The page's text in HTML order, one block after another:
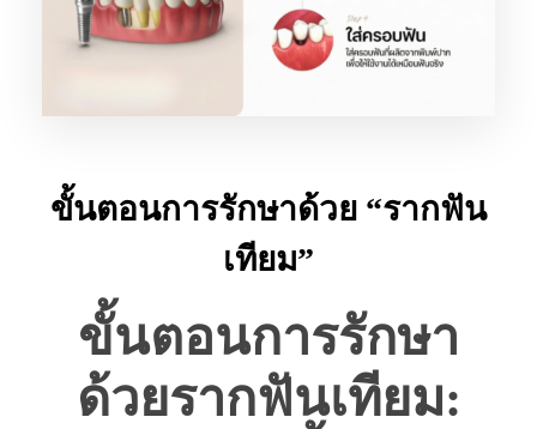
ขั้นตอนการรักษาด้วย “รากฟัน
เทียม”
ขั้นตอนการรักษา
ด้วยรากฟันเทียม: